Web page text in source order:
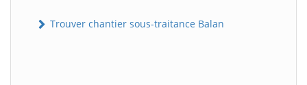
Trouver chantier sous-traitance Balan